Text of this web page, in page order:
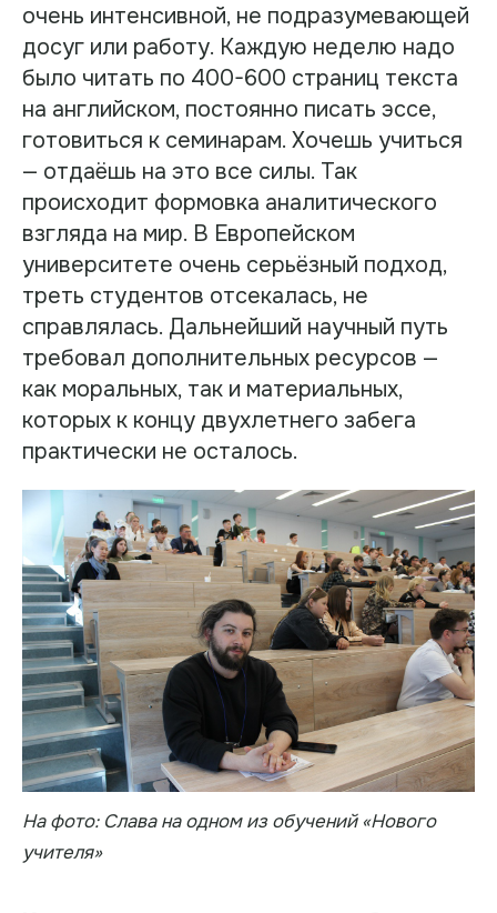
очень интенсивной, не подразумевающей
досуг или работу. Каждую неделю надо
было читать по 400-600 страниц текста
на английском, постоянно писать эссе,
готовиться к семинарам. Хочешь учиться
— отдаёшь на это все силы. Так
происходит формовка аналитического
взгляда на мир. В Европейском
университете очень серьёзный подход,
треть студентов отсекалась, не
справлялась. Дальнейший научный путь
требовал дополнительных ресурсов —
как моральных, так и материальных,
которых к концу двухлетнего забега
практически не осталось.
На фото: Слава на одном из обучений «Нового
учителя»